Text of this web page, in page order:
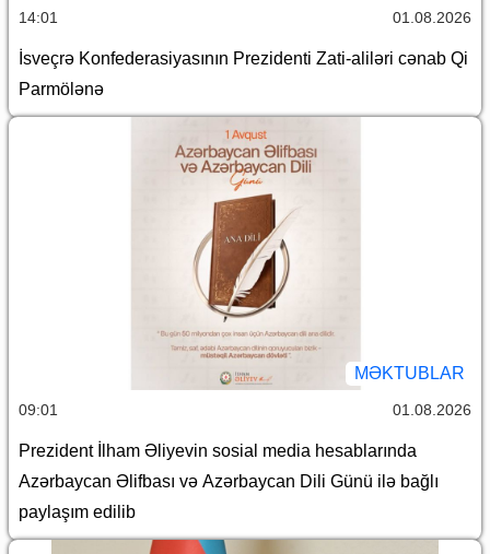
14:01 01.08.2026
İsveçrə Konfederasiyasının Prezidenti Zati-aliləri cənab Qi
Parmölənə
MƏKTUBLAR
09:01 01.08.2026
Prezident İlham Əliyevin sosial media hesablarında
Azərbaycan Əlifbası və Azərbaycan Dili Günü ilə bağlı
paylaşım edilib